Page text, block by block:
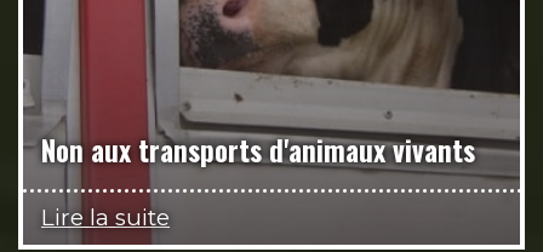
Non aux transports d'animaux vivants
Lire la suite